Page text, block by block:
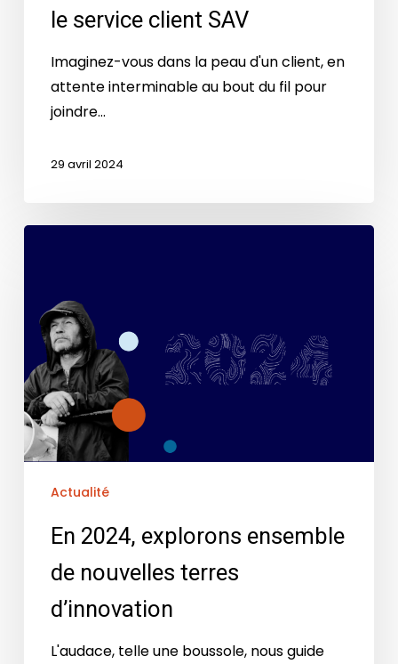
le service client SAV
Imaginez-vous dans la peau d'un client, en
attente interminable au bout du fil pour
joindre…
29 avril 2024
Actualité
En 2024, explorons ensemble
de nouvelles terres
d’innovation
L'audace, telle une boussole, nous guide